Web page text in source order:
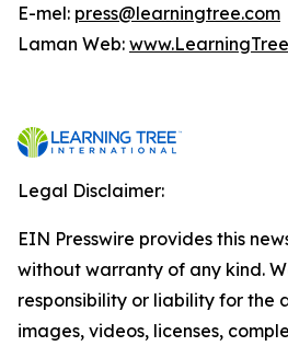
E-mel: press@learningtree.com
Laman Web:
Legal Disclaimer:
EIN Presswire provides this
without warranty of any kind.
responsibility or liability for the
images, videos, licenses,